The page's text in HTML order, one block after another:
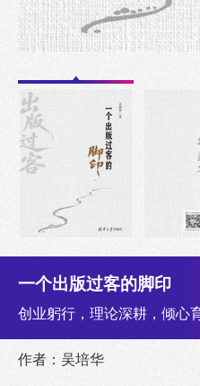
一个出版过客的脚印
创业躬行，理论深耕，倾心
作者：吴培华